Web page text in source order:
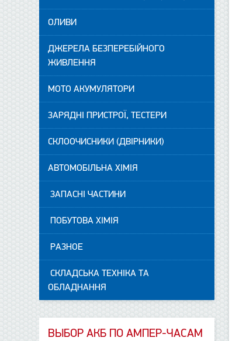
ОЛИВИ
ДЖЕРЕЛА БЕЗПЕРЕБІЙНОГО
ЖИВЛЕННЯ
МОТО АКУМУЛЯТОРИ
ЗАРЯДНІ ПРИСТРОЇ, ТЕСТЕРИ
СКЛООЧИСНИКИ (ДВІРНИКИ)
АВТОМОБІЛЬНА ХІМІЯ
ЗАПАСНІ ЧАСТИНИ
ПОБУТОВА ХІМІЯ
РАЗНОЕ
СКЛАДСЬКА ТЕХНІКА ТА
ОБЛАДНАННЯ
ВЫБОР АКБ ПО АМПЕР-ЧАСАМ